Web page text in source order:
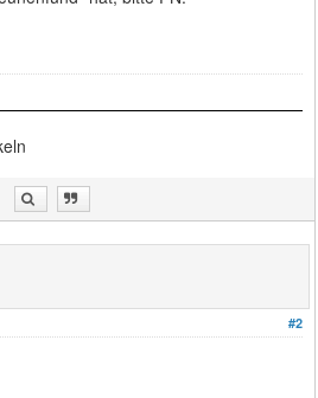
#2